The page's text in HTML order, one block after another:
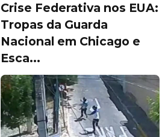
Crise Federativa nos EUA:
Tropas da Guarda
Nacional em Chicago e
Esca...